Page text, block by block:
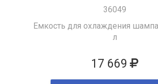
36049
Емкость для охлаждения
л
17 669